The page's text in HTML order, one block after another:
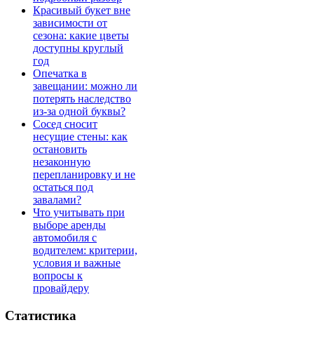
Красивый букет вне
зависимости от
сезона: какие цветы
доступны круглый
год
Опечатка в
завещании: можно ли
потерять наследство
из-за одной буквы?
Сосед сносит
несущие стены: как
остановить
незаконную
перепланировку и не
остаться под
завалами?
Что учитывать при
выборе аренды
автомобиля с
водителем: критерии,
условия и важные
вопросы к
провайдеру
Статистика